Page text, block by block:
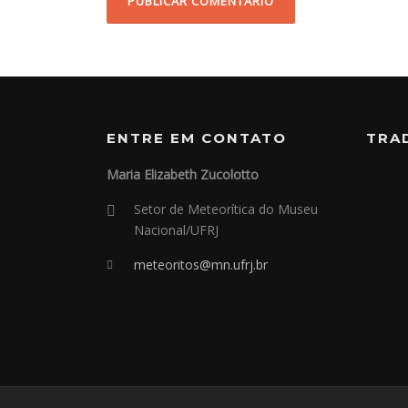
ENTRE EM CONTATO
Maria Elizabeth Zucolotto
Setor de Meteorítica do Museu
Nacional/UFRJ
meteoritos@mn.ufrj.br